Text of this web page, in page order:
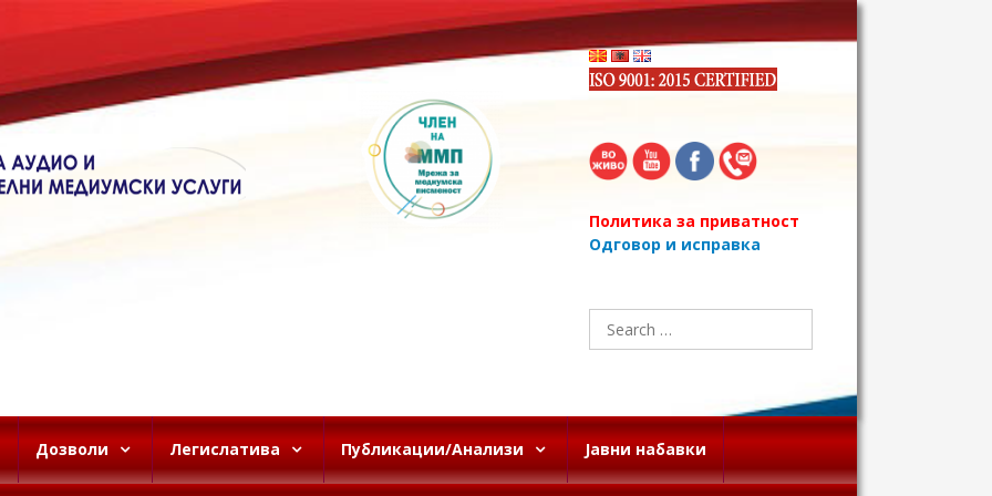
Политика за приватност
Одговор и исправка
Search
for:
Дозволи Легислатива Публикации/Анализи Јавни набавки